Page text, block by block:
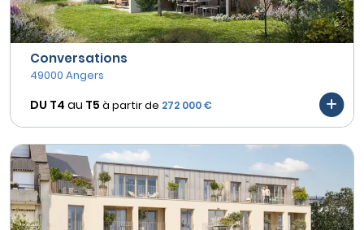
Conversations
49000 Angers
DU T4 au T5 à partir de 272 000 €